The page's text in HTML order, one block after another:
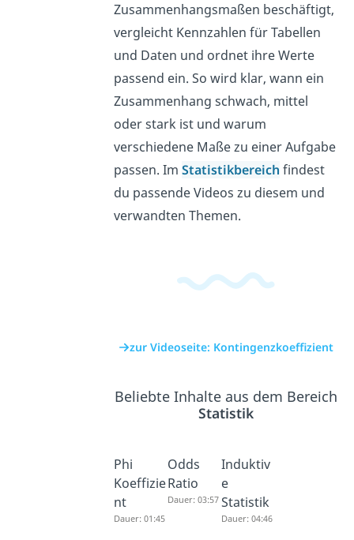
Zusammenhangsmaßen beschäftigt,
vergleicht Kennzahlen für Tabellen
und Daten und ordnet ihre Werte
passend ein. So wird klar, wann ein
Zusammenhang schwach, mittel
oder stark ist und warum
verschiedene Maße zu einer Aufgabe
passen. ImStatistikbereich findest
du passende Videos zu diesem und
verwandten Themen.
zur Videoseite: Kontingenzkoeffizient
Beliebte Inhalte aus dem Bereich
Statistik
Phi
Koeffizie
nt
Dauer: 01:45
Odds
Ratio
Dauer: 03:57
Induktiv
e
Statistik
Dauer: 04:46